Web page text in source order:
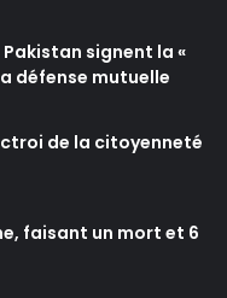
signent la «
défense mutuelle
de la citoyenneté
faisant un mort et 6